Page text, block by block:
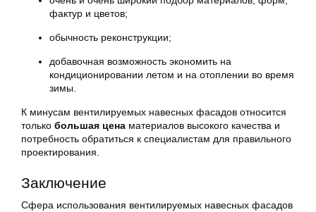
фактур и цветов;
обычность реконструкции;
добавочная возможность экономить на
кондиционировании летом и на отоплении во время
зимы.
К минусам вентилируемых навесных фасадов относится
только большая цена материалов высокого качества и
потребность обратиться к специалистам для правильного
проектирования.
Заключение
Сфера использования вентилируемых навесных фасадов